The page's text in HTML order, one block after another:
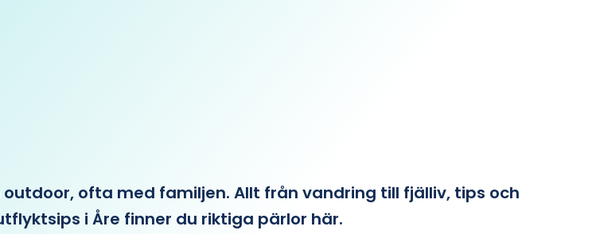
ofta med familjen. Allt från vandring till fjälliv, tips och
i Åre finner du riktiga pärlor här.